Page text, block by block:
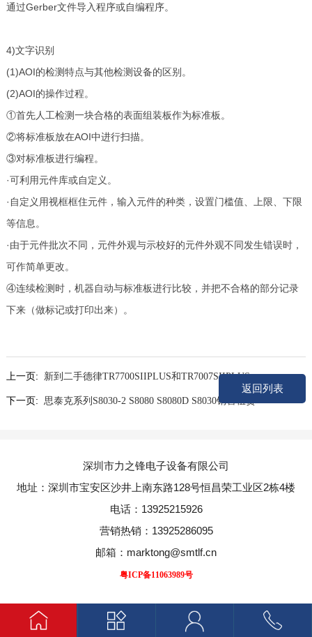
通过Gerber文件导入程序或自编程序。
4)文字识别
(1)AOI的检测特点与其他检测设备的区别。
(2)AOI的操作过程。
①首先人工检测一块合格的表面组装板作为标准板。
②将标准板放在AOI中进行扫描。
③对标准板进行编程。
·可利用元件库或自定义。
·自定义用视框框住元件，输入元件的种类，设置门槛值、上限、下限
等信息。
·由于元件批次不同，元件外观与示校好的元件外观不同发生错误时，
可作简单更改。
④连续检测时，机器自动与标准板进行比较，并把不合格的部分记录
下来（做标记或打印出来）。
返回列表
上一页: 新到二手德律TR7700SIIPLUS和TR7007SIIPLUS
下一页: 思泰克系列S8030-2 S8080 S8080D S8030销售租赁
深圳市力之锋电子设备有限公司
地址：深圳市宝安区沙井上南东路128号恒昌荣工业区2栋4楼
电话：13925215926
营销热销：13925286095
邮箱：marktong@smtlf.cn
粤ICP备11063989号